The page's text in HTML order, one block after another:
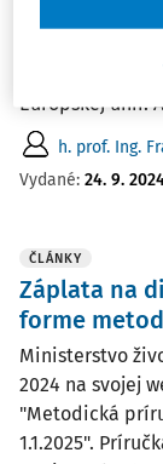
zberu
Povinnosť
komoditu bude
Európskej únii.
h. prof. Ing.
Vydané: 24. 9.
ČLÁNKY
Záplata na
forme
Ministerstvo
2024 na svojej
"Metodická
1.1.2025".